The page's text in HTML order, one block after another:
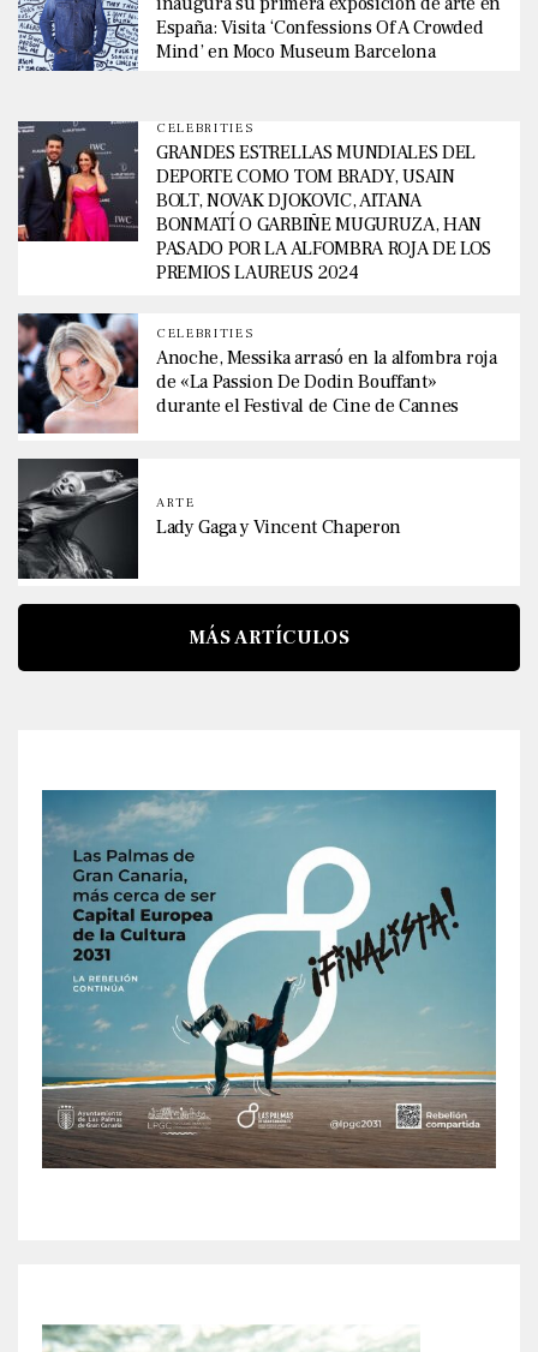
España: Visita ‘Confessions Of A Crowded
Mind’ en Moco Museum Barcelona
CELEBRITIES
GRANDES ESTRELLAS MUNDIALES DEL
DEPORTE COMO TOM BRADY, USAIN
BOLT, NOVAK DJOKOVIC, AITANA
BONMATÍ O GARBIÑE MUGURUZA, HAN
PASADO POR LA ALFOMBRA ROJA DE LOS
PREMIOS LAUREUS 2024
CELEBRITIES
Anoche, Messika arrasó en la alfombra roja
de «La Passion De Dodin Bouffant»
durante el Festival de Cine de Cannes
ARTE
Lady Gaga y Vincent Chaperon
MÁS ARTÍCULOS